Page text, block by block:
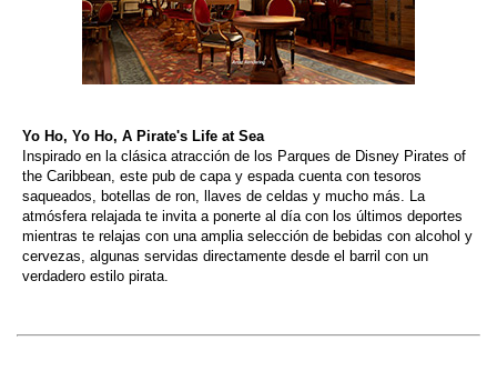
Yo Ho, Yo Ho, A Pirate's Life at Sea
Inspirado en la clásica atracción de los Parques de Disney Pirates of
the Caribbean, este pub de capa y espada cuenta con tesoros
saqueados, botellas de ron, llaves de celdas y mucho más. La
atmósfera relajada te invita a ponerte al día con los últimos deportes
mientras te relajas con una amplia selección de bebidas con alcohol y
cervezas, algunas servidas directamente desde el barril con un
verdadero estilo pirata.